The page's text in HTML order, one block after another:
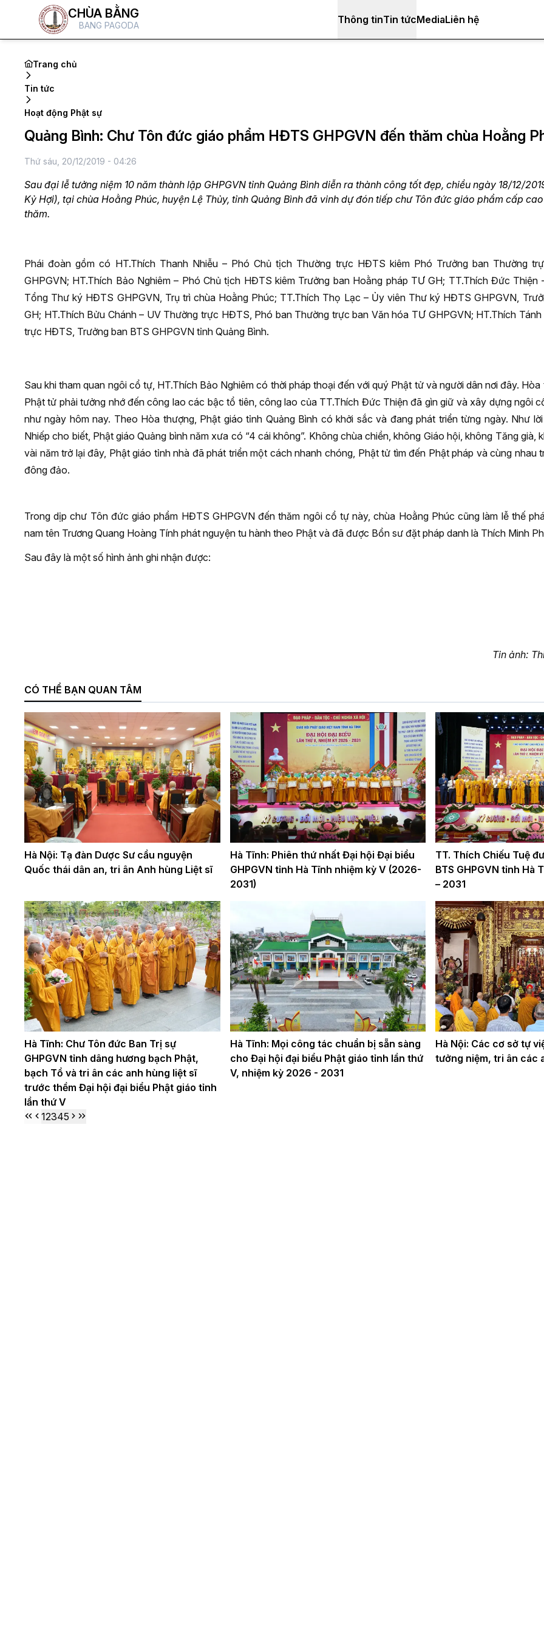
CHÙA BẰNG
BANG PAGODA Thông tinTin tứcMediaLiên hệ
Trang chủ
Tin tức
Hoạt động Phật sự
Quảng Bình: Chư Tôn đức giáo phẩm HĐTS GHPGVN đến thăm chùa Hoằng
Thứ sáu, 20/12/2019 - 04:26
Sau đại lễ tưởng niệm 10 năm thành lập GHPGVN tỉnh Quảng Bình diễn ra thành công tốt đẹp, chiều ngày 18/12/
Kỷ Hợi), tại chùa Hoằng Phúc, huyện Lệ Thủy, tỉnh Quảng Bình đã vinh dự đón tiếp chư Tôn đức giáo phẩm cấp
thăm.
Phái đoàn gồm có HT.Thích Thanh Nhiễu – Phó Chủ tịch Thường trực HĐTS kiêm Phó Trưởng ban Thường
GHPGVN; HT.Thích Bảo Nghiêm – Phó Chủ tịch HĐTS kiêm Trưởng ban Hoằng pháp TƯ GH; TT.Thích Đức Thiện
Tổng Thư ký HĐTS GHPGVN, Trụ trì chùa Hoằng Phúc; TT.Thích Thọ Lạc – Ủy viên Thư ký HĐTS GHPGVN,
GH; HT.Thích Bửu Chánh – UV Thường trực HĐTS, Phó ban Thường trực ban Văn hóa TƯ GHPGVN; HT.Thích
trực HĐTS, Trưởng ban BTS GHPGVN tỉnh Quảng Bình.
Sau khi tham quan ngôi cổ tự, HT.Thích Bảo Nghiêm có thời pháp thoại đến với quý Phật tử và người dân nơi đây.
Phật tử phải tưởng nhớ đến công lao các bậc tổ tiên, công lao của TT.Thích Đức Thiện đã gìn giữ và xây dựng ngôi
như ngày hôm nay. Theo Hòa thượng, Phật giáo tỉnh Quảng Bình có khởi sắc và đang phát triển từng ngày. Như
Nhiếp cho biết, Phật giáo Quảng bình năm xưa có “4 cái không”. Không chùa chiền, không Giáo hội, không Tăng già,
vài năm trở lại đây, Phật giáo tỉnh nhà đã phát triển một cách nhanh chóng, Phật tử tìm đến Phật pháp và cùng nhau
đông đảo.
Trong dịp chư Tôn đức giáo phẩm HĐTS GHPGVN đến thăm ngôi cổ tự này, chùa Hoằng Phúc cũng làm lễ thế
nam tên Trương Quang Hoàng Tính phát nguyện tu hành theo Phật và đã được Bổn sư đặt pháp danh là Thích Minh
Sau đây là một số hình ảnh ghi nhận được:
Tin ảnh:
CÓ THỂ BẠN QUAN TÂM
Hà Nội: Tạ đàn Dược Sư cầu nguyện
Quốc thái dân an, tri ân Anh hùng Liệt sĩ
Hà Tĩnh: Phiên thứ nhất Đại hội Đại biểu
GHPGVN tỉnh Hà Tĩnh nhiệm kỳ V (2026-
2031)
TT. Thích Chiếu Tuệ
BTS GHPGVN tỉnh Hà
– 2031
Hà Tĩnh: Chư Tôn đức Ban Trị sự
GHPGVN tỉnh dâng hương bạch Phật,
bạch Tổ và tri ân các anh hùng liệt sĩ
trước thềm Đại hội đại biểu Phật giáo tỉnh
lần thứ V
Hà Tĩnh: Mọi công tác chuẩn bị sẵn sàng
cho Đại hội đại biểu Phật giáo tỉnh lần thứ
V, nhiệm kỳ 2026 - 2031
Hà Nội: Các cơ sở tự
tưởng niệm, tri ân các
12345